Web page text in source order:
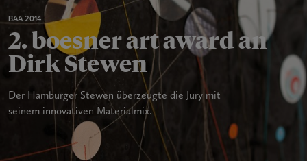
BAA 2014
2. boesner art award an
Dirk Stewen
Der Hamburger Stewen überzeugte die Jury mit
seinem innovativen Materialmix.